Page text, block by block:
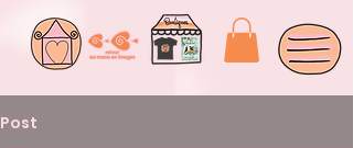
Post